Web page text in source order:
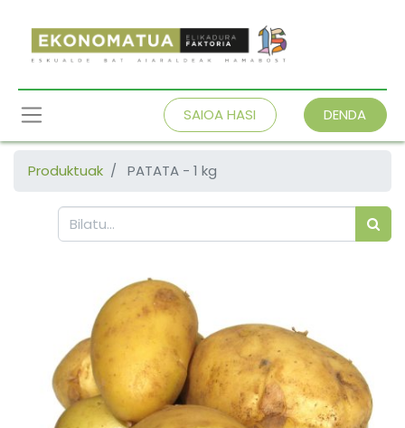
SAIOA HASI DENDA
Produktuak PATATA - 1 kg